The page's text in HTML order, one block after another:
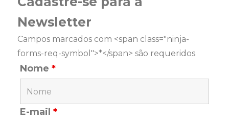
Newsletter
Campos marcados com <span class="ninja-
forms-req-symbol">*</span> são requeridos
Nome*
E-mail*